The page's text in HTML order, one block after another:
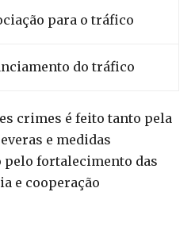
para o tráfico
do tráfico
crimes é feito tanto pela
e medidas
pelo fortalecimento das
e cooperação